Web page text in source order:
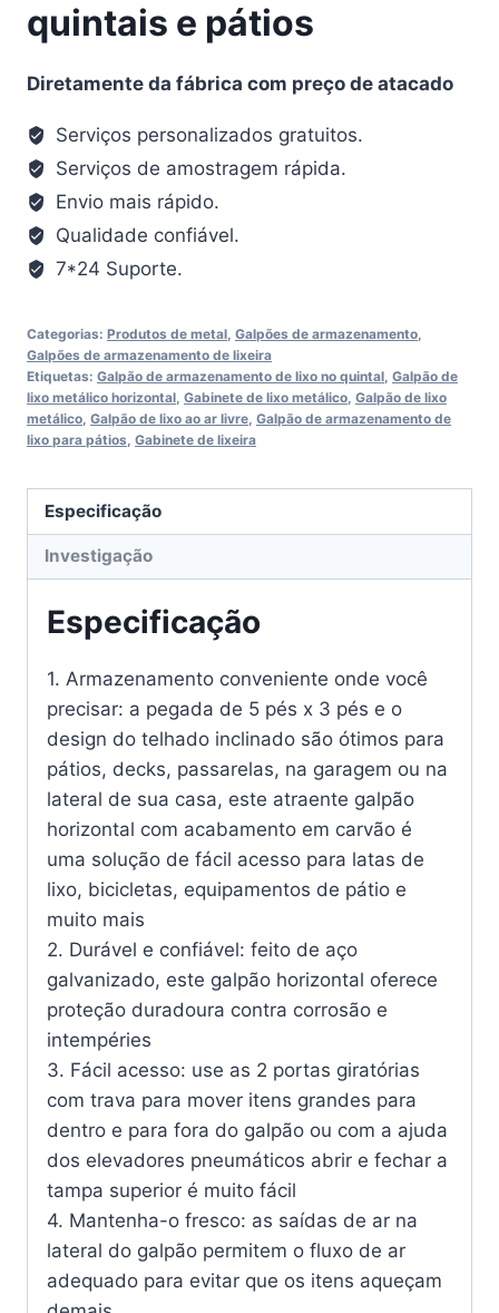
quintais e pátios
Diretamente da fábrica com preço de atacado
Serviços personalizados gratuitos.
Serviços de amostragem rápida.
Envio mais rápido.
Qualidade confiável.
7*24 Suporte.
Categorias: Produtos de metal, Galpões de armazenamento,
Galpões de armazenamento de lixeira
Etiquetas: Galpão de armazenamento de lixo no quintal, Galpão de
lixo metálico horizontal, Gabinete de lixo metálico, Galpão de lixo
metálico, Galpão de lixo ao ar livre, Galpão de armazenamento de
lixo para pátios, Gabinete de lixeira
Especificação
Investigação
Especificação
1. Armazenamento conveniente onde você
precisar: a pegada de 5 pés x 3 pés e o
design do telhado inclinado são ótimos para
pátios, decks, passarelas, na garagem ou na
lateral de sua casa, este atraente galpão
horizontal com acabamento em carvão é
uma solução de fácil acesso para latas de
lixo, bicicletas, equipamentos de pátio e
muito mais
2. Durável e confiável: feito de aço
galvanizado, este galpão horizontal oferece
proteção duradoura contra corrosão e
intempéries
3. Fácil acesso: use as 2 portas giratórias
com trava para mover itens grandes para
dentro e para fora do galpão ou com a ajuda
dos elevadores pneumáticos abrir e fechar a
tampa superior é muito fácil
4. Mantenha-o fresco: as saídas de ar na
lateral do galpão permitem o fluxo de ar
adequado para evitar que os itens aqueçam